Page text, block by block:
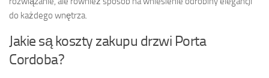
do każdego wnętrza.
Jakie są koszty zakupu drzwi Porta
Cordoba?